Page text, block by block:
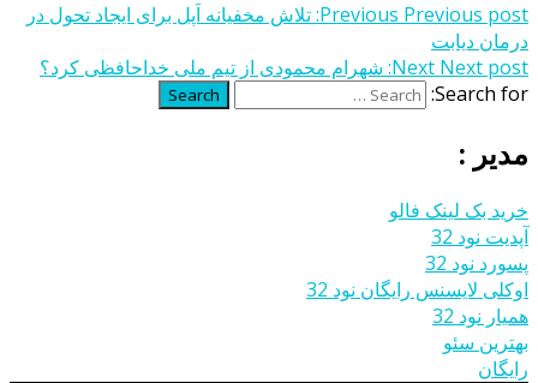
Previous Previous post:
تلاش مخفیانه اَپل برای ایجاد تحول در
درمان دیابت
Next Next post:
شهرام محمودی از تیم‌ ملی خداحافظی کرد؟
Search for:
Search
مدیر :
خرید بک لینک فالو
آپدیت نود 32
پسورد نود 32
اوکلی لایسنس رایگان نود 32
همیار نود 32
بهترین سئو
رایگان